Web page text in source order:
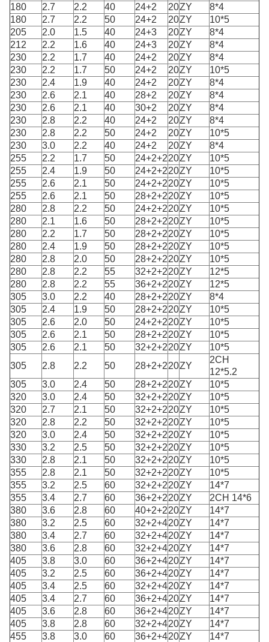
180
2.7 2.2 40 24+2 20ZY
8*4
180
2.7 2.2 50 24+2 20ZY
10*5
205
2.0 1.5 40 24+3 20ZY
8*4
212
2.2 1.6 40 24+3 20ZY
8*4
230
2.2 1.7 40 24+2 20ZY
8*4
230
2.2 1.7 50 24+2 20ZY
10*5
230
2.4 1.9 40 24+2 20ZY
8*4
230
2.6 2.1 40 28+2 20ZY
8*4
230
2.6 2.1 40 30+2 20ZY
8*4
230
2.8 2.2 40 24+2 20ZY
8*4
230
2.8 2.2 50 24+2 20ZY
10*5
230
3.0 2.2 40 24+2 20ZY
8*4
255
2.2 1.7 50 24+2+220ZY
10*5
255
2.4 1.9 50 24+2+220ZY
10*5
255
2.6 2.1 50 24+2+220ZY
10*5
255
2.6 2.1 50 28+2+220ZY
10*5
280
2.8 2.2 50 24+2+220ZY
10*5
280
2.1 1.6 50 28+2+220ZY
10*5
280
2.2 1.7 50 28+2+220ZY
10*5
280
2.4 1.9 50 28+2+220ZY
10*5
280
2.8 2.0 50 28+2+220ZY
10*5
280
2.8 2.2 55 32+2+220ZY
12*5
280
2.8 2.2 55 36+2+220ZY
12*5
305
3.0 2.2 40 28+2+220ZY
8*4
305
2.4 1.9 50 28+2+220ZY
10*5
305
2.6 2.0 50 24+2+220ZY
10*5
305
2.6 2.1 50 28+2+220ZY
10*5
305
2.6 2.1 50 32+2+220ZY
10*5
305
2.8 2.2 50 28+2+220ZY
2CH
12*5.2
305
3.0 2.4 50 28+2+220ZY
10*5
320
3.0 2.4 50 32+2+220ZY
10*5
320
2.7 2.1 50 32+2+220ZY
10*5
320
2.8 2.2 50 32+2+220ZY
10*5
320
3.0 2.4 50 32+2+220ZY
10*5
330
3.2 2.5 50 32+2+220ZY
10*5
330
2.8 2.1 50 32+2+220ZY
10*5
355
2.8 2.1 50 32+2+220ZY
10*5
355
3.2 2.5 60 32+2+220ZY
14*7
355
3.4 2.7 60 36+2+220ZY
2CH 14*6
380
3.6 2.8 60 40+2+220ZY
14*7
380
3.2 2.5 60 32+2+420ZY
14*7
380
3.4 2.7 60 32+2+420ZY
14*7
380
3.6 2.8 60 32+2+420ZY
14*7
405
3.8 3.0 60 36+2+420ZY
14*7
405
3.2 2.5 60 36+2+420ZY
14*7
405
3.4 2.5 60 32+2+420ZY
14*7
405
3.4 2.7 60 36+2+420ZY
14*7
405
3.6 2.8 60 36+2+420ZY
14*7
405
3.8 2.8 60 32+2+420ZY
14*7
455
3.8 3.0 60 36+2+420ZY
14*7